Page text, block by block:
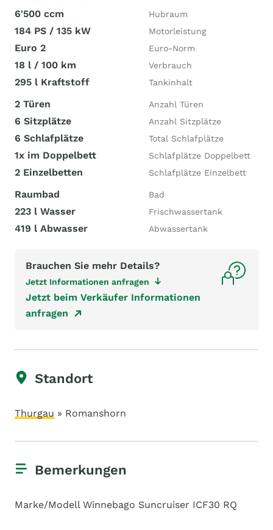
6'500 ccm Hubraum
184 PS / 135 kW Motorleistung
Euro 2 Euro-Norm
18 l / 100 km Verbrauch
295 l Kraftstoff Tankinhalt
2 Türen Anzahl Türen
6 Sitzplätze Anzahl Sitzplätze
6 Schlafplätze Total Schlafplätze
1x im Doppelbett Schlafplätze Doppelbett
2 Einzelbetten Schlafplätze Einzelbett
Raumbad Bad
223 l Wasser Frischwassertank
419 l Abwasser Abwassertank
Brauchen Sie mehr Details?
Jetzt Informationen anfragen
Jetzt beim Verkäufer Informationen
anfragen
Standort
Thurgau » Romanshorn
Bemerkungen
Marke/Modell Winnebago Suncruiser ICF30 RQ